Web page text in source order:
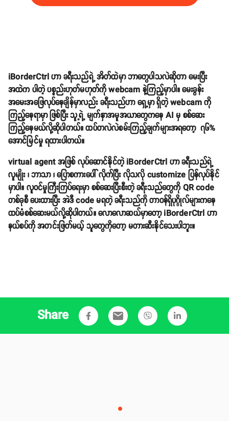
iBorderCtrl ဟာ ခရီးသည်ရဲ့ အိတ်ထဲမှာ ဘာတွေပါသလဲဆိုတာ မေးပြီး
အထဲက ပါတဲ့ ပစ္စည်းဟုတ်မဟုတ်ကို webcam နဲ့ကြည့်မှာပါ။ မေးခွန်း
အမေးအဖြေလုပ်နေချိန်မှာလည်း ခရီးသည်ဟာ ရှေ့မှာ ရှိတဲ့ webcam ကို
ကြည့်နေရာမှာ ဖြစ်ပြီး သူ့ရဲ့ မျက်နှာအမူအယာတွေကနေ AI မှ စစ်ဆေး
ကြည့်နေမယ်လို့ဆိုပါတယ်။ ထပ်တလဲလဲစမ်းကြည့်ချက်များအရတော့ ၇၆%
အောင်မြင်မှု ရထားပါတယ်။
virtual agent အဖြစ် လုပ်ဆောင်နိုင်တဲ့ iBorderCtrl ဟာ ခရီးသည်ရဲ့
လူမျိုး ၊ ဘာသာ ၊ ပြောစကားပေါ် လိုက်ပြီး လိုသလို customize ပြန်လုပ်နိုင်
မှာပါ။ လူဝင်မှုကြီးကြပ်ရေးမှာ စစ်ဆေးပြီးစီးတဲ့ ခရီးသည်တွေကို QR code
တစ်ခုစီ ပေးထားပြီး အဲဒီ code မရတဲ့ ခရီးသည်ကို တာဝန်ရှိပုဂ္ဂိုလ်များကနေ
ထပ်မံစစ်ဆေးမယ်လို့ဆိုပါတယ်။ လောလောဆယ်မှာတော့ iBorderCtrl ဟာ
နယ်စပ်ကို အတင်းဖြတ်မယ့် သူတွေကိုတော့ မတားဆီးနိုင်သေးပါဘူး။
Share email